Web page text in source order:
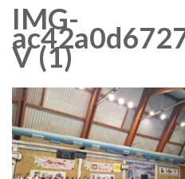
IMG-
V (1)